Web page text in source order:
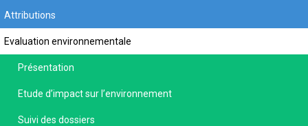
Attributions
Evaluation environnementale
Présentation
Etude d’impact sur l’environnement
Suivi des dossiers